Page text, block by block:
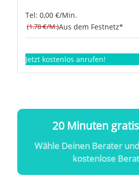
Tel: 0,00 €/Min.
(1.78 €/M.)Aus dem Festnetz*
Jetzt kostenlos anrufen!
20 Minuten
Wähle Deinen Berater
kostenlose